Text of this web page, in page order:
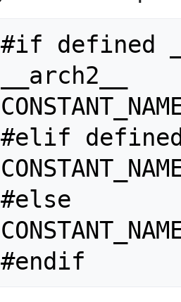
#if defined
__arch2__
#elif defined
#else